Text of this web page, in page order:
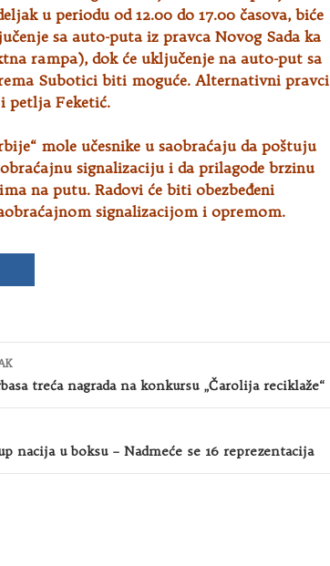
u periodu od 12.00 do 17.00 časova, biće
sa auto-puta iz pravca Novog Sada ka
rampa), dok će uključenje na auto-put sa
Subotici biti moguće. Alternativni pravci
petlja Feketić.
mole učesnike u saobraćaju da poštuju
signalizaciju i da prilagode brzinu
na putu. Radovi će biti obezbeđeni
signalizacijom i opremom.
treća nagrada na konkursu „Čarolija reciklaže“
nacija u boksu – Nadmeće se 16 reprezentacija